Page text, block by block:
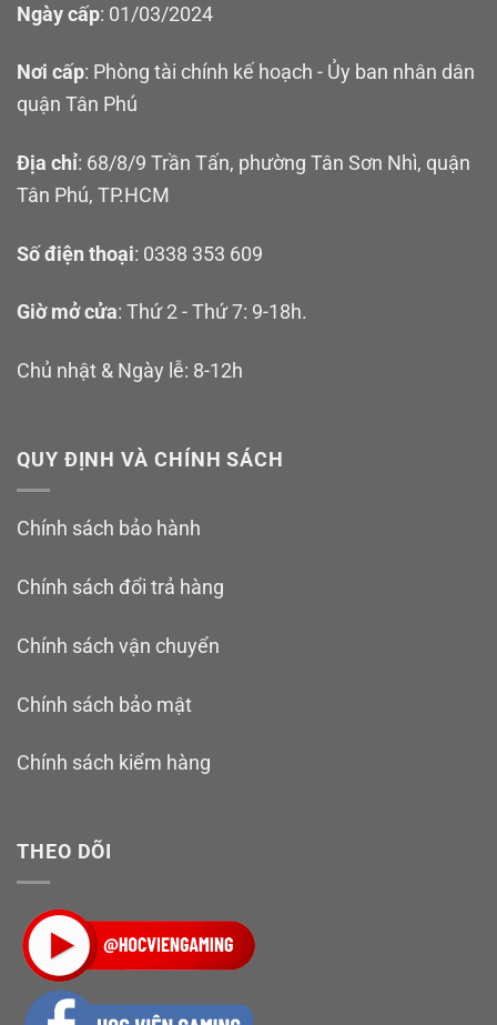
Ngày cấp: 01/03/2024
Nơi cấp: Phòng tài chính kế hoạch - Ủy ban nhân dân
quận Tân Phú
Địa chỉ: 68/8/9 Trần Tấn, phường Tân Sơn Nhì, quận
Tân Phú, TP.HCM
Số điện thoại: 0338 353 609
Giờ mở cửa: Thứ 2 - Thứ 7: 9-18h.
Chủ nhật & Ngày lễ: 8-12h
QUY ĐỊNH VÀ CHÍNH SÁCH
Chính sách bảo hành
Chính sách đổi trả hàng
Chính sách vận chuyển
Chính sách bảo mật
Chính sách kiểm hàng
THEO DÕI